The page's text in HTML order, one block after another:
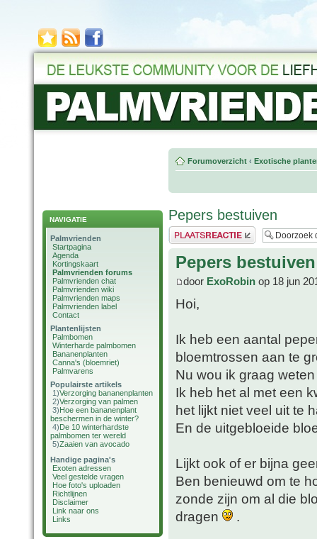
NAVIGATIE
Palmvrienden
Startpagina
Agenda
Kortingskaart
Palmvrienden forums
Palmvrienden chat
Palmvrienden wiki
Palmvrienden maps
Palmvrienden label
Contact
Plantenlijsten
Palmbomen
Winterharde palmbomen
Bananenplanten
Canna's (bloemriet)
Palmvarens
Populairste artikels
1)Verzorging bananenplanten
2)Verzorging van palmen
3)Hoe een bananenplant
beschermen in de winter?
4)De 10 winterhardste
palmbomen ter wereld
5)Zaaien van avocado
Handige pagina's
Exoten adressen
Veel gestelde vragen
Hoe foto's uploaden
Richtlijnen
Disclaimer
Link naar ons
Links
Forumoverzicht ‹ Exotische
Pepers bestuiven
Plaats een reactie
Pepers bestuiven
door ExoRobin op 18 jun
Hoi,
Ik heb een aantal
bloemtrossen aan te
Nu wou ik graag
Ik heb het al met een
het lijkt niet veel uit te
En de uitgebloeide
Lijkt ook of er bijna
Ben benieuwd om te
zonde zijn om al die
dragen
.